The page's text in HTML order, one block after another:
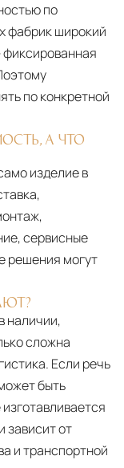
по
фабрик широкий
фиксированная
по конкретной
А ЧТО
изделие в
сервисные
решения могут
наличии,
сложна
Если речь
быть
зависит от
и транспортной